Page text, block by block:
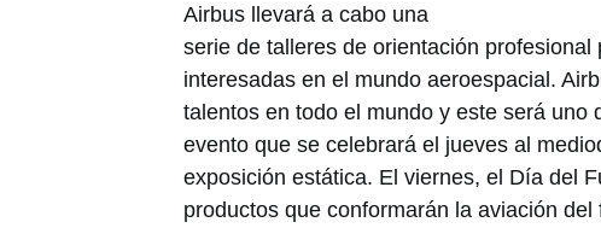
Airbus llevará a cabo una
serie de talleres de orientación profesional
interesadas en el mundo aeroespacial.
talentos en todo el mundo y este será uno
evento que se celebrará el jueves al
exposición estática. El viernes, el Día del
productos que conformarán la aviación